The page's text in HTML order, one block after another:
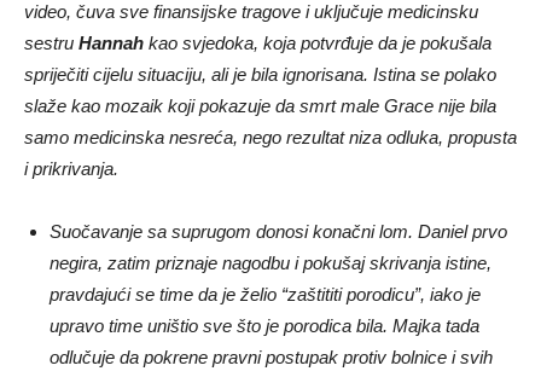
video, čuva sve finansijske tragove i uključuje medicinsku
sestru Hannah kao svjedoka, koja potvrđuje da je pokušala
spriječiti cijelu situaciju, ali je bila ignorisana. Istina se polako
slaže kao mozaik koji pokazuje da smrt male Grace nije bila
samo medicinska nesreća, nego rezultat niza odluka, propusta
i prikrivanja.
Suočavanje sa suprugom donosi konačni lom. Daniel prvo
negira, zatim priznaje nagodbu i pokušaj skrivanja istine,
pravdajući se time da je želio “zaštititi porodicu”, iako je
upravo time uništio sve što je porodica bila. Majka tada
odlučuje da pokrene pravni postupak protiv bolnice i svih